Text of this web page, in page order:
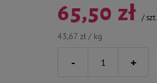
65,50 zł /szt.
43,67 zł / kg
- +